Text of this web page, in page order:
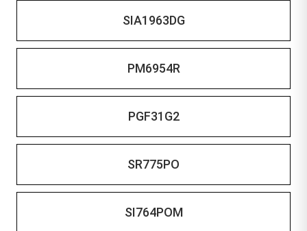
SIA1963DG
PM6954R
PGF31G2
SR775PO
SI764POM